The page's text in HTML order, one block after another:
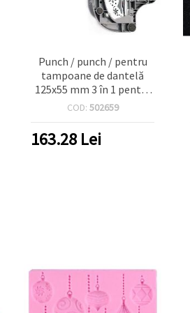
Punch / punch / pentru
tampoane de dantelă
125x55 mm 3 în 1 pentru
carton până la 160 g / m2
COD: 502659
163.28 Lei